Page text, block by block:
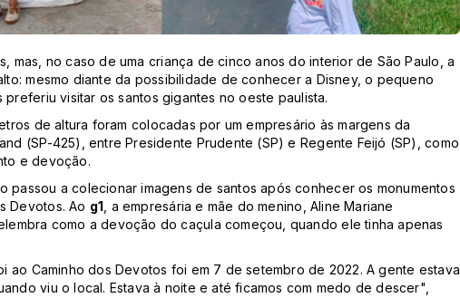
mas, no caso de uma criança de cinco anos do interior de São Paulo, a
mesmo diante da possibilidade de conhecer a Disney, o pequeno
preferiu visitar os santos gigantes no oeste paulista.
de altura foram colocadas por um empresário às margens da
(SP-425), entre Presidente Prudente (SP) e Regente Feijó (SP), como
e devoção.
passou a colecionar imagens de santos após conhecer os monumentos
Devotos. Ao g1 , a empresária e mãe do menino, Aline Mariane
como a devoção do caçula começou, quando ele tinha apenas
ao Caminho dos Devotos foi em 7 de setembro de 2022. A gente estava
viu o local. Estava à noite e até ficamos com medo de descer",